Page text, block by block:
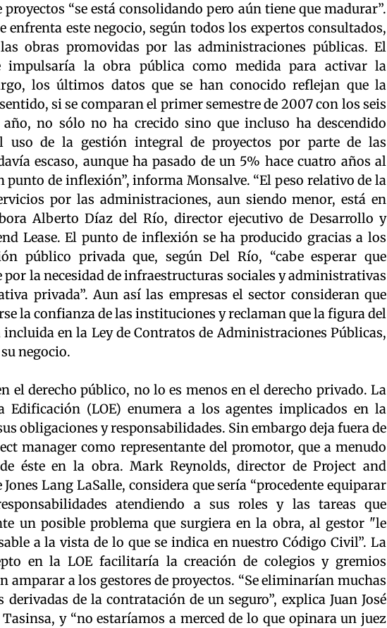
“se está consolidando pero aún tiene que madurar”.
enfrenta este negocio, según todos los expertos consultados,
obras promovidas por las administraciones públicas. El
impulsaría la obra pública como medida para activar la
los últimos datos que se han conocido reflejan que la
si se comparan el primer semestre de 2007 con los seis
año, no sólo no ha crecido sino que incluso ha descendido
uso de la gestión integral de proyectos por parte de las
escaso, aunque ha pasado de un 5% hace cuatro años al
punto de inflexión”, informa Monsalve. “El peso relativo de la
por las administraciones, aun siendo menor, está en
Alberto Díaz del Río, director ejecutivo de Desarrollo y
Lease. El punto de inflexión se ha producido gracias a los
público privada que, según Del Río, “cabe esperar que
por la necesidad de infraestructuras sociales y administrativas
privada”. Aun así las empresas el sector consideran que
la confianza de las instituciones y reclaman que la figura del
en la Ley de Contratos de Administraciones Públicas,
negocio.
el derecho público, no lo es menos en el derecho privado. La
Edificación (LOE) enumera a los agentes implicados en la
obligaciones y responsabilidades. Sin embargo deja fuera de
manager como representante del promotor, que a menudo
éste en la obra. Mark Reynolds, director de Project and
Lang LaSalle, considera que sería “procedente equiparar
atendiendo a sus roles y las tareas que
un posible problema que surgiera en la obra, al gestor "le
a la vista de lo que se indica en nuestro Código Civil”. La
en la LOE facilitaría la creación de colegios y gremios
amparar a los gestores de proyectos. “Se eliminarían muchas
de la contratación de un seguro”, explica Juan José
y “no estaríamos a merced de lo que opinara un juez